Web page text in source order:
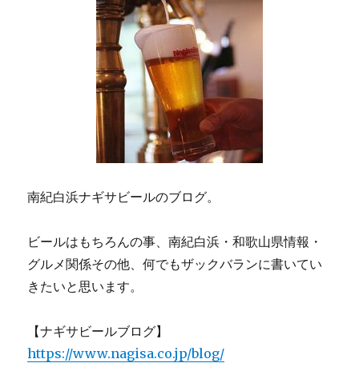
南紀白浜ナギサビールのブログ。
ビールはもちろんの事、南紀白浜・和歌山県情報・
グルメ関係その他、何でもザックバランに書いてい
きたいと思います。
【ナギサビールブログ】
https://www.nagisa.co.jp/blog/